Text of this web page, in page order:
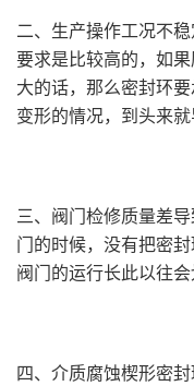
二、生产操作工况不
要求是比较高的，如
大的话，那么密封环
变形的情况，到头来就
三、阀门检修质量差
门的时候，没有把密
阀门的运行长此以往
四、介质腐蚀楔形密